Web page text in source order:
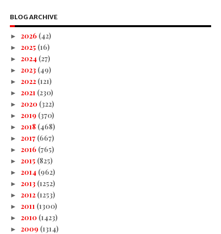
BLOG ARCHIVE
► 2026 (42)
► 2025 (16)
► 2024 (27)
► 2023 (49)
► 2022 (121)
► 2021 (230)
► 2020 (322)
► 2019 (370)
► 2018 (468)
► 2017 (667)
► 2016 (765)
► 2015 (825)
► 2014 (962)
► 2013 (1252)
► 2012 (1253)
► 2011 (1300)
► 2010 (1423)
► 2009 (1314)